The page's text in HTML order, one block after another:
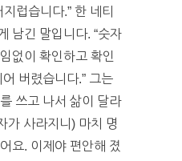
럽습니다.” 한 네티
남긴 말입니다. “숫자
없이 확인하고 확인
버렸습니다.” 그는
쓰고 나서 삶이 달라
가 사라지니) 마치 명
요. 이제야 편안해 졌